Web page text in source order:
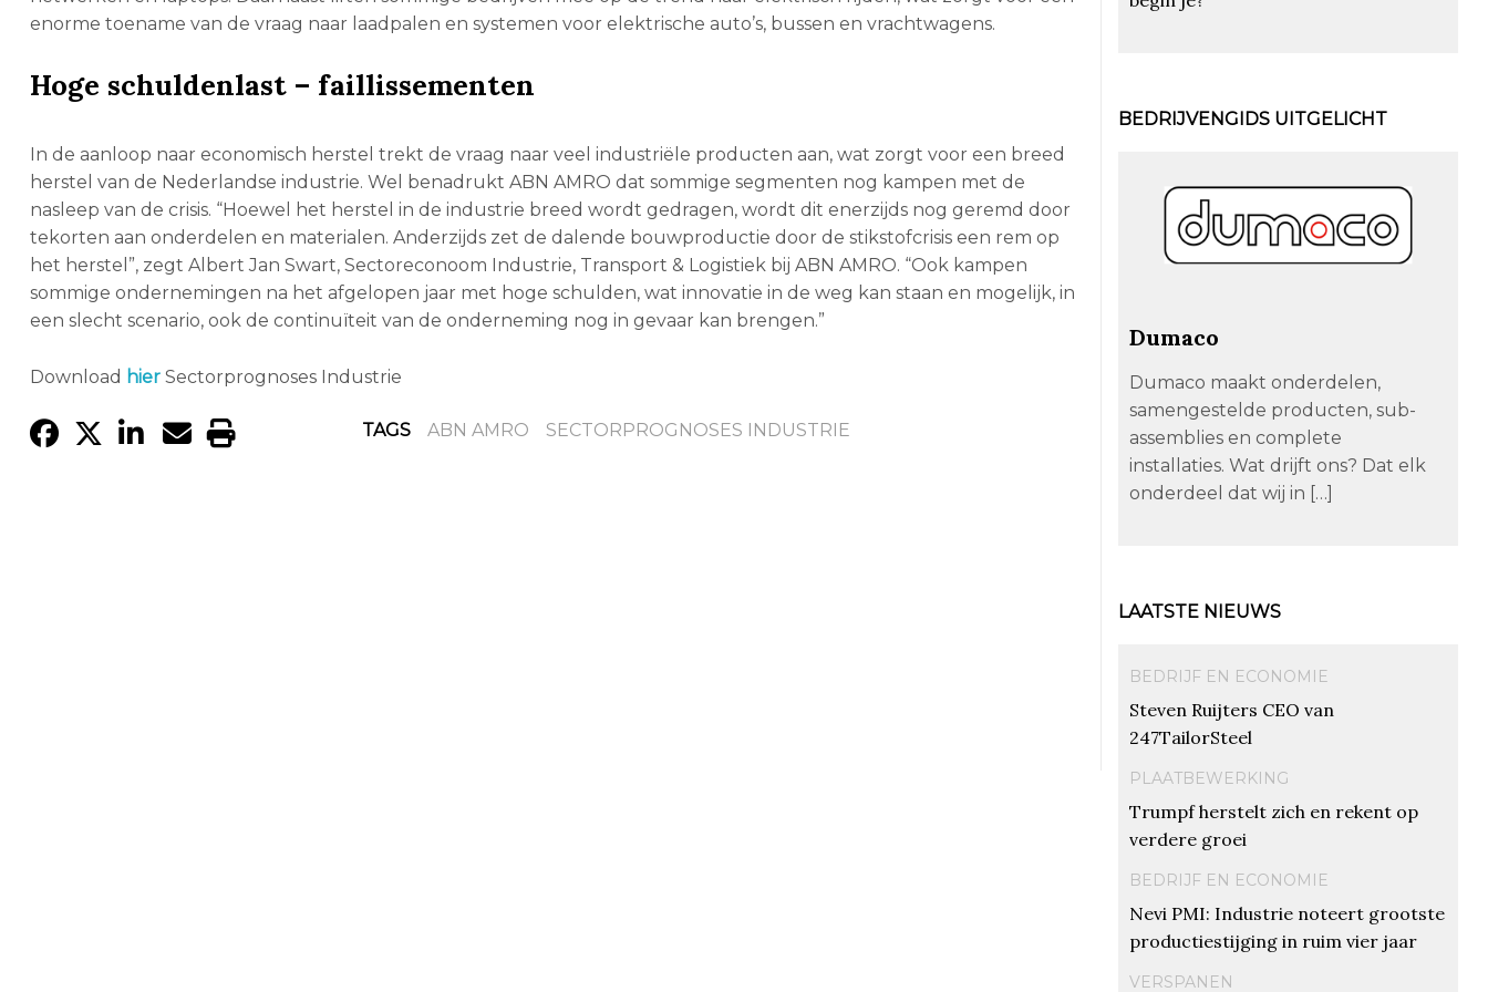
enorme toename van de vraag naar laadpalen en systemen voor elektrische auto’s, bussen en vrachtwagens.
Hoge schuldenlast – faillissementen
In de aanloop naar economisch herstel trekt de vraag naar veel industriële producten aan, wat zorgt voor een breed
herstel van de Nederlandse industrie. Wel benadrukt ABN AMRO dat sommige segmenten nog kampen met de
nasleep van de crisis. “Hoewel het herstel in de industrie breed wordt gedragen, wordt dit enerzijds nog geremd door
tekorten aan onderdelen en materialen. Anderzijds zet de dalende bouwproductie door de stikstofcrisis een rem op
het herstel”, zegt Albert Jan Swart, Sectoreconoom Industrie, Transport & Logistiek bij ABN AMRO. “Ook kampen
sommige ondernemingen na het afgelopen jaar met hoge schulden, wat innovatie in de weg kan staan en mogelijk, in
een slecht scenario, ook de continuïteit van de onderneming nog in gevaar kan brengen.”
Download hierSectorprognoses Industrie
TAGS ABN AMRO SECTORPROGNOSES INDUSTRIE
BEDRIJVENGIDS UITGELICHT
Dumaco
Dumaco maakt onderdelen,
samengestelde producten, sub-
assemblies en complete
installaties. Wat drijft ons? Dat elk
onderdeel dat wij in […]
LAATSTE NIEUWS
BEDRIJF EN ECONOMIE
Steven Ruijters CEO van
247TailorSteel
PLAATBEWERKING
Trumpf herstelt zich en rekent op
verdere groei
BEDRIJF EN ECONOMIE
Nevi PMI: Industrie noteert grootste
productiestijging in ruim vier jaar
VERSPANEN